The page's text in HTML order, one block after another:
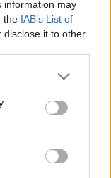
information may
the IAB’s List of
disclose it to other
or more Google
You may click to
party tags to
in below Google
#728496
employment of